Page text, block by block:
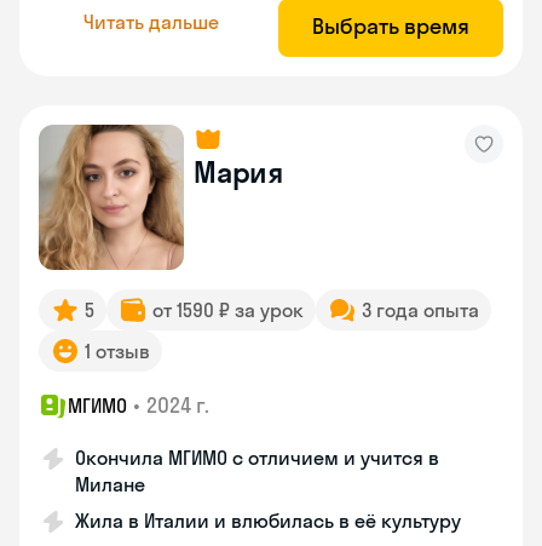
Читать дальше Выбрать время
Мария
5 от 1590 ₽ за урок
3 года опыта
1 отзыв
МГИМО • 2024 г.
Окончила МГИМО с отличием и учится в
Милане
Жила в Италии и влюбилась в её культуру